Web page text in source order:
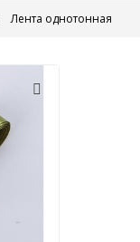
Лента однотонная